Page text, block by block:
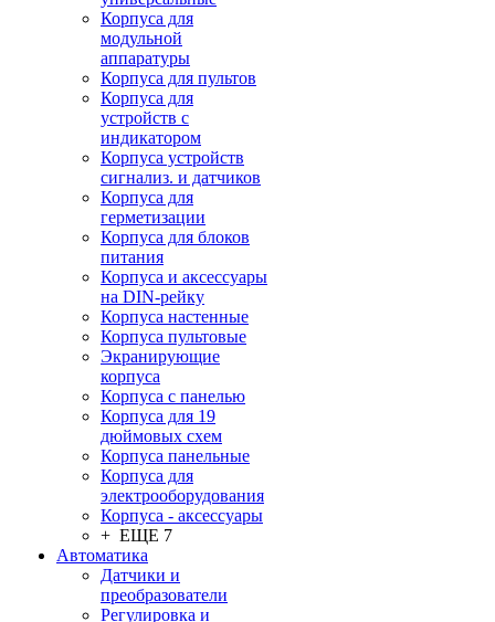
Корпуса для
модульной
аппаратуры
Корпуса для пультов
Корпуса для
устройств с
индикатором
Корпуса устройств
сигнализ. и датчиков
Корпуса для
герметизации
Корпуса для блоков
питания
Корпуса и аксессуары
на DIN-рейку
Корпуса настенные
Корпуса пультовые
Экранирующие
корпуса
Корпуса с панелью
Корпуса для 19
дюймовых схем
Корпуса панельные
Корпуса для
электрооборудования
Корпуса - аксессуары
+ ЕЩЕ 7
Автоматика
Датчики и
преобразователи
Регулировка и